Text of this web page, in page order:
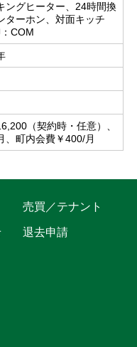
ングヒーター、24時間換
ターホン、対面キッチ
COM
（契約時・任意）、
、町内会費￥400/月
売買／テナント
退去申請